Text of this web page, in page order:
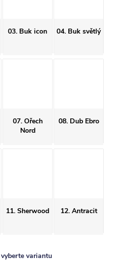
03. Buk icon 04. Buk světlý
07. Ořech
Nord
08. Dub Ebro
11. Sherwood 12. Antracit
variantu